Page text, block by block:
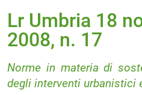
Lr Umbria 18
2008, n. 17
Norme in materia di
degli interventi urbanistici